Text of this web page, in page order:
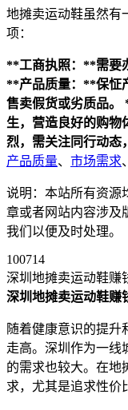
地摊卖运动鞋虽然有
项：
**工商执照：**需要
**产品质量：**保怔
售卖假货或劣质品。
生，营造良好的购物
烈，需关注同行动态
产品质量、 市场需求、
说明：本站所有资源
章或者网站内容涉及
我们以便及时处理。
100714
深圳地摊卖运动鞋赚
深圳地摊卖运动鞋赚
随着健康意识的提升
走高。深圳作为一线
的需求也较大。在地
求，尤其是追求性价